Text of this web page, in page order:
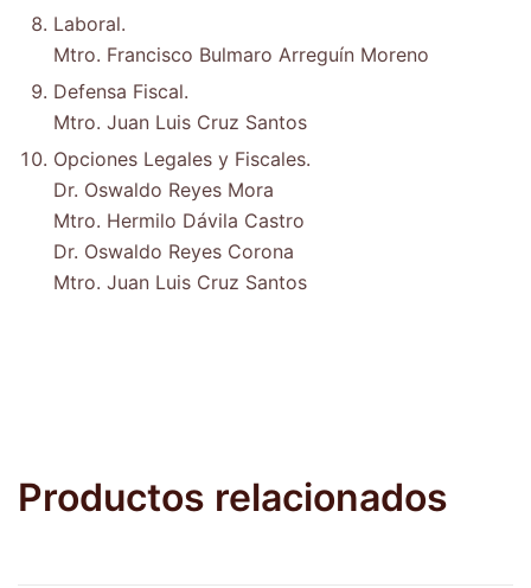
Laboral.
Mtro. Francisco Bulmaro Arreguín Moreno
Defensa Fiscal.
Mtro. Juan Luis Cruz Santos
Opciones Legales y Fiscales.
Dr. Oswaldo Reyes Mora
Mtro. Hermilo Dávila Castro
Dr. Oswaldo Reyes Corona
Mtro. Juan Luis Cruz Santos
Productos relacionados